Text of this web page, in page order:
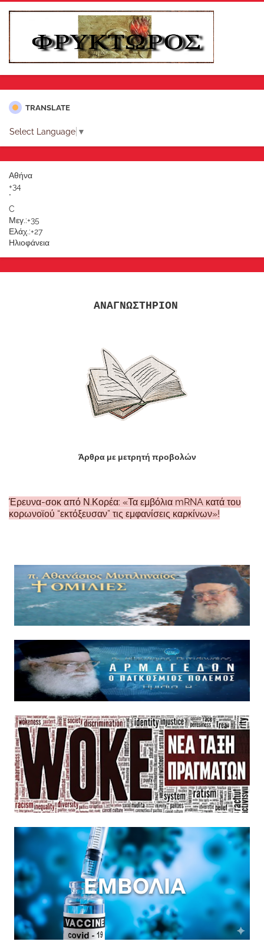
TRANSLATE
Select Language ▼
Αθήνα
+34
°
C
Μεγ.:+35
Ελάχ.:+27
Ηλιοφάνεια
ΑΝΑΓΝΩΣΤΗΡΙΟΝ
Άρθρα με μετρητή προβολών
Έρευνα-σοκ από Ν.Κορέα: «Τα εμβόλια mRNA κατά του
κορωνοϊού “εκτόξευσαν” τις εμφανίσεις καρκίνων»!